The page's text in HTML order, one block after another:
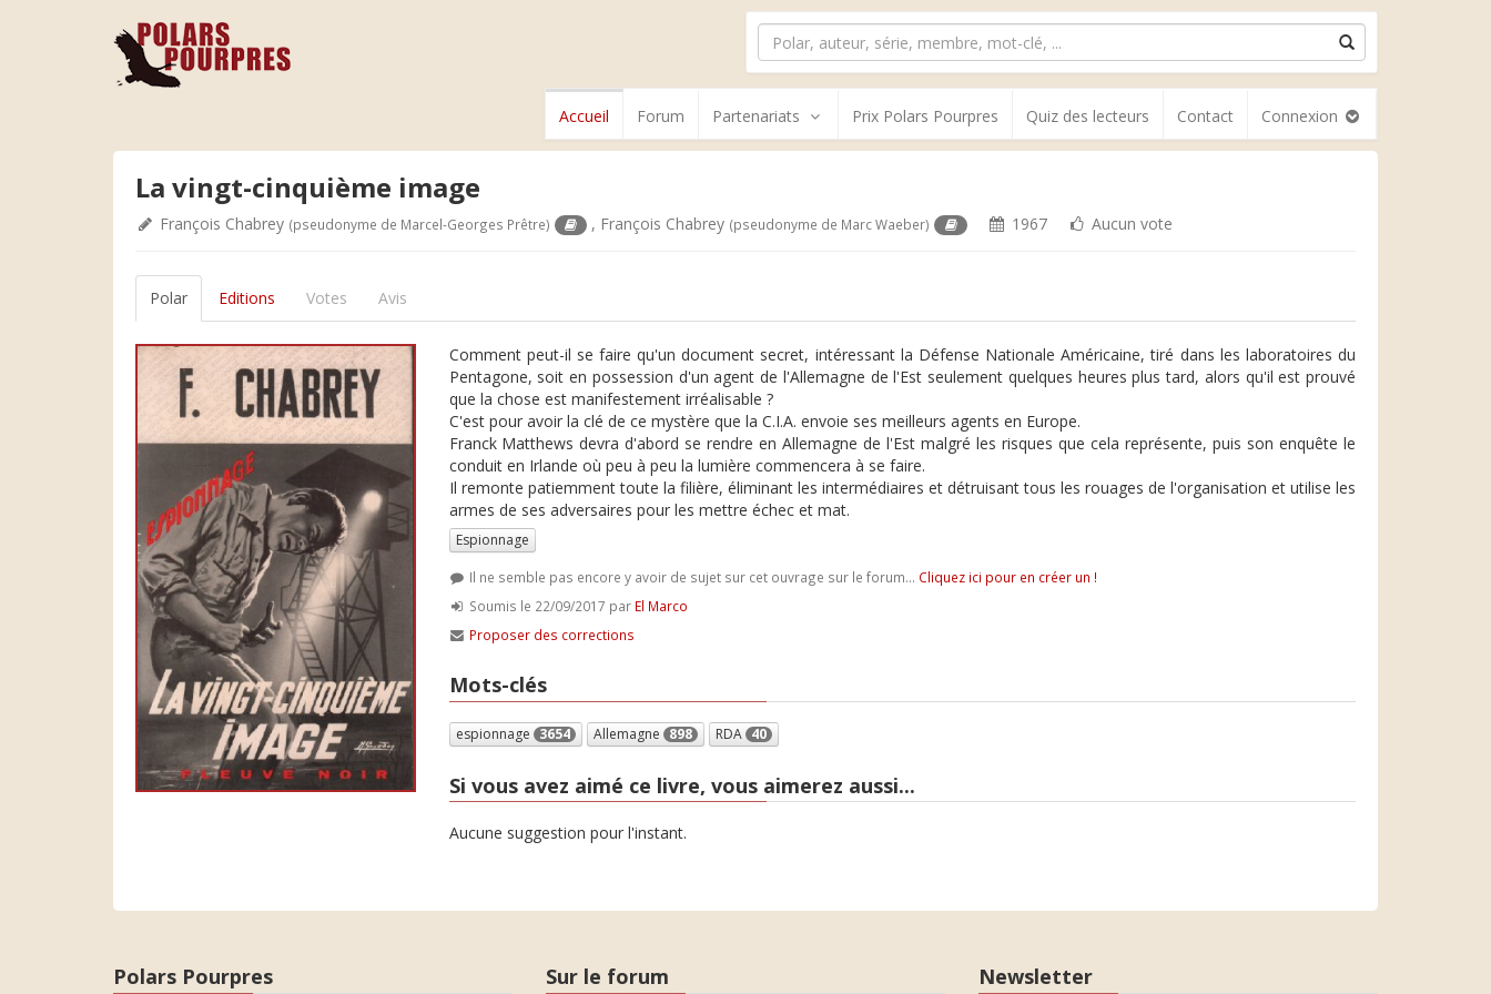
Accueil Forum Partenariats Prix Polars Pourpres Quiz des lecteurs Contact Connexion
La vingt-cinquième image
François Chabrey (pseudonyme de Marcel-Georges Prêtre) , François Chabrey (pseudonyme de Marc Waeber) 1967 Aucun vote
Polar Editions Votes Avis
Comment peut-il se faire qu'un document secret, intéressant la Défense Nationale Américaine, tiré dans les laboratoires du
Pentagone, soit en possession d'un agent de l'Allemagne de l'Est seulement quelques heures plus tard, alors qu'il est prouvé
que la chose est manifestement irréalisable ?
C'est pour avoir la clé de ce mystère que la C.I.A. envoie ses meilleurs agents en Europe.
Franck Matthews devra d'abord se rendre en Allemagne de l'Est malgré les risques que cela représente, puis son enquête le
conduit en Irlande où peu à peu la lumière commencera à se faire.
Il remonte patiemment toute la filière, éliminant les intermédiaires et détruisant tous les rouages de l'organisation et utilise les
armes de ses adversaires pour les mettre échec et mat.
Espionnage
Il ne semble pas encore y avoir de sujet sur cet ouvrage sur le forum... Cliquez ici pour en créer un !
Soumis le 22/09/2017 par El Marco
Proposer des corrections
Mots-clés
espionnage 3654 Allemagne 898 RDA 40
Si vous avez aimé ce livre, vous aimerez aussi...
Aucune suggestion pour l'instant.
Polars Pourpres Sur le forum Newsletter